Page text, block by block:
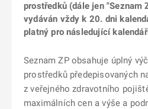
prostředků (dále jen "Seznam
vydáván vždy k 20. dni
platný pro následující
Seznam ZP obsahuje úplný
prostředků předepisovaných
z veřejného zdravotního
maximálních cen a výše a